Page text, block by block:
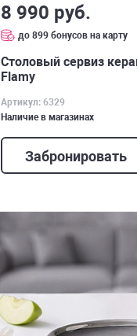
8 990 руб.
до 899 бонусов на карту
Столовый сервиз
Flamy
Артикул: 6329
Наличие в магазинах
Забронировать